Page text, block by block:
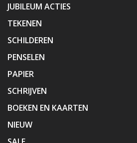
JUBILEUM ACTIES
TEKENEN
SCHILDEREN
PENSELEN
PAPIER
SCHRIJVEN
BOEKEN EN KAARTEN
NIEUW